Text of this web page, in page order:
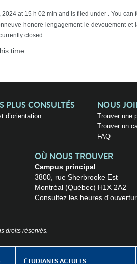
at 15 h 02 min and is filed under . You
honore-lengagement-le-devouement-
closed.
time.
PLUS CONSULTÉS
d’orientation
NOUS
Trouver une
Trouver un
FAQ
OÙ NOUS TROUVER
Campus principal
3800, rue Sherbrooke Est
Montréal (Québec) H1X 2A2
Consultez les heures
droits réservés.
ÉTUDIANTS ACTUELS